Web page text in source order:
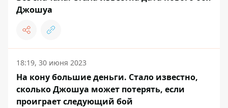
Джошуа
18:19, 30 июня 2023
На кону большие деньги. Стало известно,
сколько Джошуа может потерять, если
проиграет следующий бой